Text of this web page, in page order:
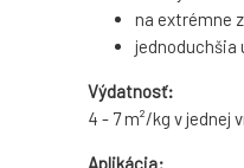
na extrémne
jednoduchšia
Výdatnosť:
4 - 7 m²/kg v
Aplikácia: